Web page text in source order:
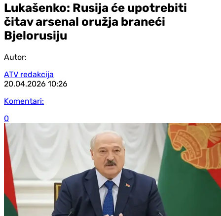
Lukašenko: Rusija će upotrebiti
čitav arsenal oružja braneći
Bjelorusiju
Autor:
ATV redakcija
20.04.2026 10:26
Komentari:
0